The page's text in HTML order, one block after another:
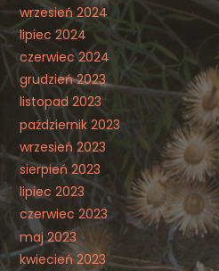
wrzesień 2024
lipiec 2024
czerwiec 2024
grudzień 2023
listopad 2023
październik 2023
wrzesień 2023
sierpień 2023
lipiec 2023
czerwiec 2023
maj 2023
kwiecień 2023